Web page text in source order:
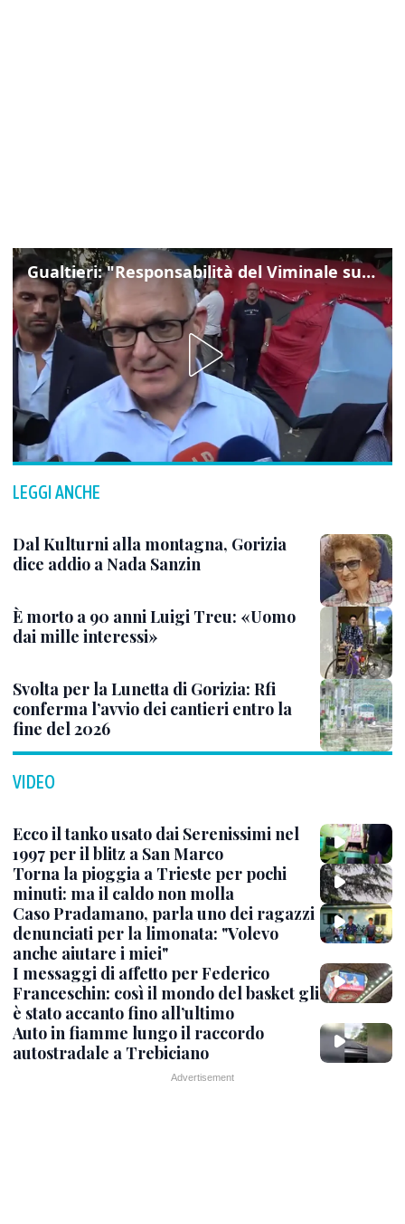
Gualtieri: "Responsabilità del Viminale su Spin Time? La posizione dei partiti è nota"
LEGGI ANCHE
Dal Kulturni alla montagna, Gorizia
dice addio a Nada Sanzin
È morto a 90 anni Luigi Treu: «Uomo
dai mille interessi»
Svolta per la Lunetta di Gorizia: Rfi
conferma l’avvio dei cantieri entro la
fine del 2026
VIDEO
Ecco il tanko usato dai Serenissimi nel
1997 per il blitz a San Marco
Torna la pioggia a Trieste per pochi
minuti: ma il caldo non molla
Caso Pradamano, parla uno dei ragazzi
denunciati per la limonata: "Volevo
anche aiutare i miei"
I messaggi di affetto per Federico
Franceschin: così il mondo del basket gli
è stato accanto fino all’ultimo
Auto in fiamme lungo il raccordo
autostradale a Trebiciano